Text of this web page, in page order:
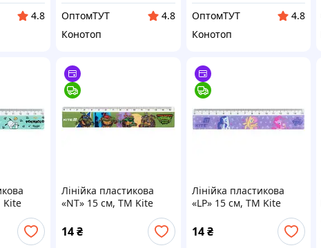
4.8
ОптомТУТ
4.8
Конотоп
ОптомТУТ
4.8
Конотоп
Kite
Лінійка пластикова
«NT» 15 см, TM Kite
14₴
Лінійка пластикова
«LP» 15 см, TM Kite
14 ₴